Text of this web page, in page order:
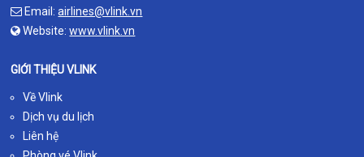
Email:airlines@vlink.vn
Website:www.vlink.vn
GIỚI THIỆU VLINK
Về Vlink
Dịch vụ du lịch
Liên hệ